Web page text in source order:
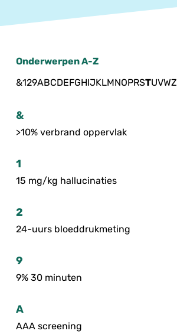
Onderwerpen A-Z
&129ABCDEFGHIJKLMNOPRSTUVWZ
&
>10% verbrand oppervlak
1
15 mg/kg hallucinaties
2
24-uurs bloeddrukmeting
9
9% 30 minuten
A
AAA screening